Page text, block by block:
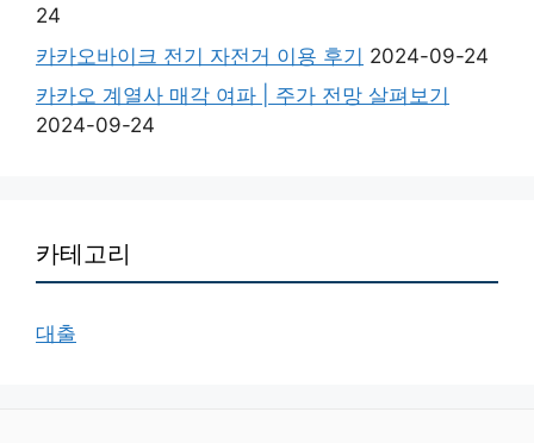
24
카카오바이크 전기 자전거 이용 후기 2024-09-24
카카오 계열사 매각 여파 | 주가 전망 살펴보기
2024-09-24
카테고리
대출